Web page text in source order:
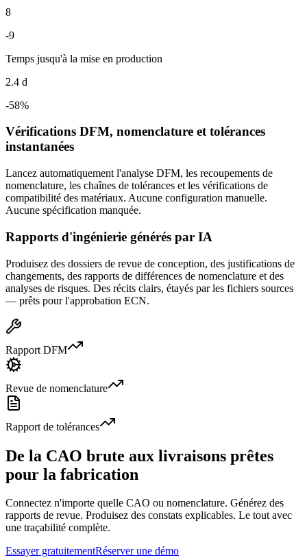
8
-9
Temps jusqu'à la mise en production
2.4 d
-58%
Vérifications DFM, nomenclature et tolérances
instantanées
Lancez automatiquement l'analyse DFM, les recoupements de
nomenclature, les chaînes de tolérances et les vérifications de
compatibilité des matériaux. Aucune configuration manuelle.
Aucune spécification manquée.
Rapports d'ingénierie générés par IA
Produisez des dossiers de revue de conception, des justifications de
changements, des rapports de différences de nomenclature et des
analyses de risques. Des récits clairs, étayés par les fichiers sources
— prêts pour l'approbation ECN.
Rapport DFM
Revue de nomenclature
Rapport de tolérances
De la CAO brute aux livraisons prêtes
pour la fabrication
Connectez n'importe quelle CAO ou nomenclature. Générez des
rapports de revue. Produisez des constats explicables. Le tout avec
une traçabilité complète.
Essayer gratuitementRéserver une démo